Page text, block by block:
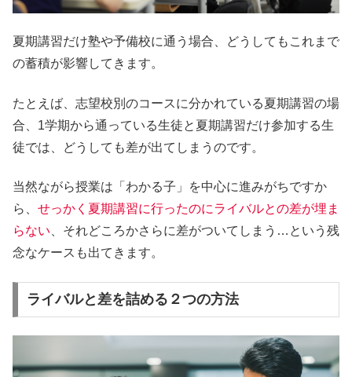
夏期講習だけ塾や予備校に通う場合、どうしても これまで
の蓄積が影響してきます。
たとえば、志望校別のコースに分かれている夏期講習の場
合、1学期から通っている生徒と夏期講習だけ参加する生
徒では、どうしても差が出てしまうのです。
当然ながら授業は「わかる子」を中心に進みがちですか
ら、 せっかく夏期講習に行ったのにライバルとの差が埋ま
らない 、それどころかさらに差がついてしまう…という残
念なケースも出てきます。
ライバルと差を詰める２つの方法